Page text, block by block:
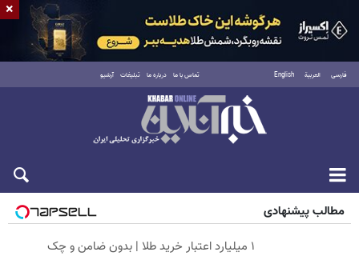
فارسی العربية English تماس با ما درباره ما تبلیغات آرشیو
جمعه ۱۶ مرداد ۱۴۰۵
مطالب پیشنهادی
۱ میلیارد اعتبار خرید طلا | بدون ضامن و چک
×